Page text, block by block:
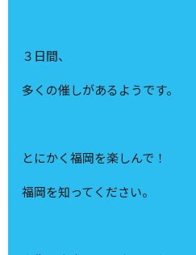
３日間、
多くの催しがあるようです。
とにかく福岡を楽しんで！
福岡を知ってください。